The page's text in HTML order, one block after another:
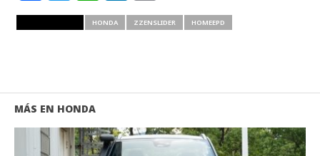
HONDA ZZENSLIDER HOMEEPD
MÁS EN HONDA